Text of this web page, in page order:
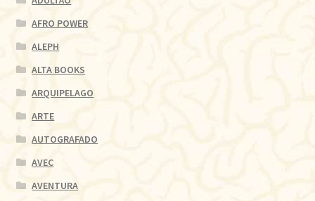
AFRO POWER
ALEPH
ALTA BOOKS
ARQUIPELAGO
ARTE
AUTOGRAFADO
AVEC
AVENTURA